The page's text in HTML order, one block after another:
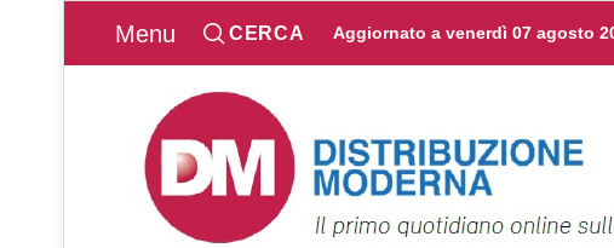
Menu CERCA Aggiornato a venerdì 07 agosto